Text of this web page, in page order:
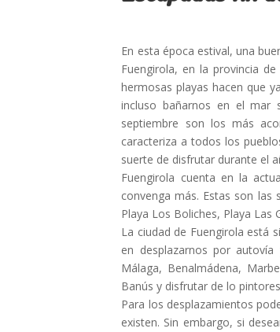
En esta época estival, una
Fuengirola, en la provincia de
hermosas playas hacen que
incluso bañarnos en el
septiembre son los más
caracteriza a todos los
suerte de disfrutar durante el
Fuengirola cuenta en la
convenga más. Estas son las
Playa Los Boliches, Playa Las
La ciudad de Fuengirola está
en desplazarnos por
Málaga, Benalmádena,
Banús y disfrutar de lo
Para los desplazamientos
existen. Sin embargo, si